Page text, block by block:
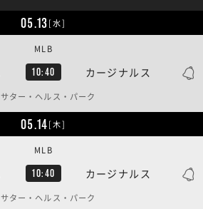
05.13[水]
10:40 カージナルス
MLB
サター・ヘルス・パーク
05.14[木]
10:40 カージナルス
MLB
サター・ヘルス・パーク